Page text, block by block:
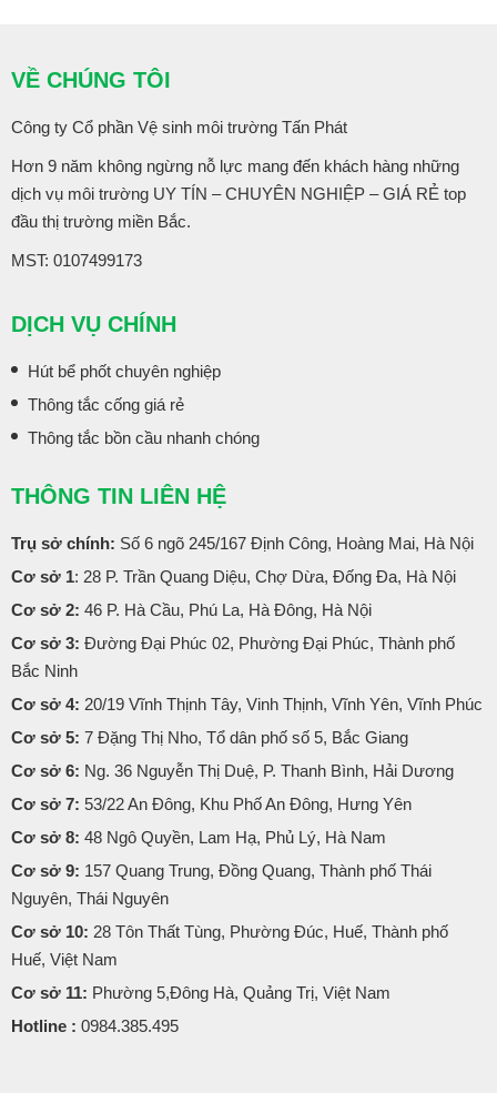
VỀ CHÚNG TÔI
Công ty Cổ phần Vệ sinh môi trường Tấn Phát
Hơn 9 năm không ngừng nỗ lực mang đến khách hàng những
dịch vụ môi trường UY TÍN – CHUYÊN NGHIỆP – GIÁ RẺ top
đầu thị trường miền Bắc.
MST: 0107499173
DỊCH VỤ CHÍNH
Hút bể phốt chuyên nghiệp
Thông tắc cống giá rẻ
Thông tắc bồn cầu nhanh chóng
THÔNG TIN LIÊN HỆ
Trụ sở chính: Số 6 ngõ 245/167 Định Công, Hoàng Mai, Hà Nội
Cơ sở 1: 28 P. Trần Quang Diệu, Chợ Dừa, Đống Đa, Hà Nội
Cơ sở 2: 46 P. Hà Cầu, Phú La, Hà Đông, Hà Nội
Cơ sở 3: Đường Đại Phúc 02, Phường Đại Phúc, Thành phố
Bắc Ninh
Cơ sở 4: 20/19 Vĩnh Thịnh Tây, Vinh Thịnh, Vĩnh Yên, Vĩnh Phúc
Cơ sở 5: 7 Đặng Thị Nho, Tổ dân phố số 5, Bắc Giang
Cơ sở 6: Ng. 36 Nguyễn Thị Duệ, P. Thanh Bình, Hải Dương
Cơ sở 7: 53/22 An Đông, Khu Phố An Đông, Hưng Yên
Cơ sở 8: 48 Ngô Quyền, Lam Hạ, Phủ Lý, Hà Nam
Cơ sở 9: 157 Quang Trung, Đồng Quang, Thành phố Thái
Nguyên, Thái Nguyên
Cơ sở 10: 28 Tôn Thất Tùng, Phường Đúc, Huế, Thành phố
Huế, Việt Nam
Cơ sở 11: Phường 5,Đông Hà, Quảng Trị, Việt Nam
Hotline : 0984.385.495